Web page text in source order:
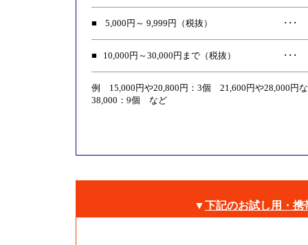
■ 5,000円～ 9,999円（税抜） ･･･
■ 10,000円～30,000円まで（税抜） ･･･
例 15,000円や20,800円：3個 21,600円や28,000円
38,000：9個 など
▼下記のお試し用 ・ 携